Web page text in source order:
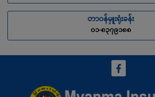
တာဝန်မှူးရုံးခန်း
၀၁-၈၃၇၉၁၈၈